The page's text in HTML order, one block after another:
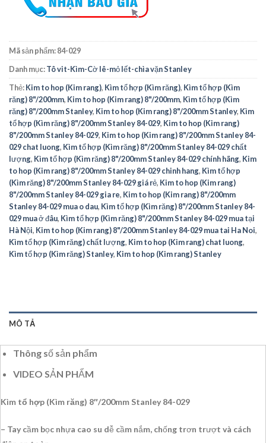
Mã sản phẩm:84-029
Danh mục:Tô vit-Kìm-Cờ lê-mỏ lết-chìa vặn Stanley
Thẻ:Kim to hop (Kim rang), Kìm tổ hợp (Kìm răng), Kìm tổ hợp (Kìm
răng) 8"/200mm, Kim to hop (Kim rang) 8"/200mm, Kìm tổ hợp (Kìm
răng) 8"/200mm Stanley, Kim to hop (Kim rang) 8"/200mm Stanley, Kìm
tổ hợp (Kìm răng) 8"/200mm Stanley 84-029, Kim to hop (Kim rang)
8"/200mm Stanley 84-029, Kim to hop (Kim rang) 8"/200mm Stanley 84-
029 chat luong, Kìm tổ hợp (Kìm răng) 8"/200mm Stanley 84-029 chất
lượng, Kìm tổ hợp (Kìm răng) 8"/200mm Stanley 84-029 chính hãng, Kim
to hop (Kim rang) 8"/200mm Stanley 84-029 chinh hang, Kìm tổ hợp
(Kìm răng) 8"/200mm Stanley 84-029 giá rẻ, Kim to hop (Kim rang)
8"/200mm Stanley 84-029 gia re, Kim to hop (Kim rang) 8"/200mm
Stanley 84-029 mua o dau, Kìm tổ hợp (Kìm răng) 8"/200mm Stanley 84-
029 mua ở đâu, Kìm tổ hợp (Kìm răng) 8"/200mm Stanley 84-029 mua tại
Hà Nội, Kim to hop (Kim rang) 8"/200mm Stanley 84-029 mua tai Ha Noi,
Kìm tổ hợp (Kìm răng) chất lượng, Kim to hop (Kim rang) chat luong,
Kìm tổ hợp (Kìm răng) Stanley, Kim to hop (Kim rang) Stanley
MÔ TẢ
Thông số sản phẩm
VIDEO SẢN PHẨM
Kìm tổ hợp (Kìm răng) 8″/200mm Stanley 84-029
– Tay cầm bọc nhựa cao su dễ cầm nắm, chống trơn trượt và cách